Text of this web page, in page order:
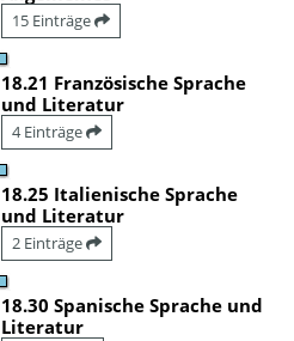
15 Einträge
18.21 Französische Sprache
und Literatur
4 Einträge
18.25 Italienische Sprache
und Literatur
2 Einträge
18.30 Spanische Sprache und
Literatur